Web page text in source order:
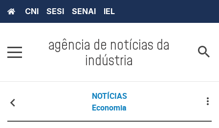
CNI SESI SENAI IEL
agência de notícias da
indústria
NOTÍCIAS
Economia